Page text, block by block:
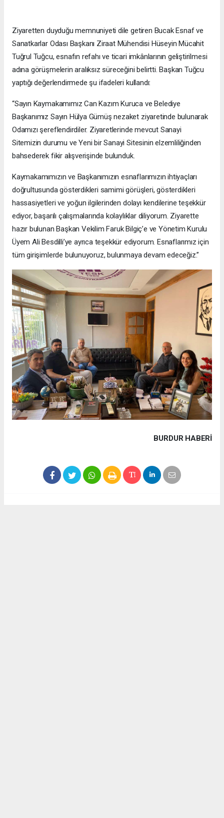
Ziyaretten duyduğu memnuniyeti dile getiren Bucak Esnaf ve
Sanatkarlar Odası Başkanı Ziraat Mühendisi Hüseyin Mücahit
Tuğrul Tuğcu, esnafın refahı ve ticari imkânlarının geliştirilmesi
adına görüşmelerin aralıksız süreceğini belirtti. Başkan Tuğcu
yaptığı değerlendirmede şu ifadeleri kullandı:
“Sayın Kaymakamımız Can Kazım Kuruca ve Belediye
Başkanımız Sayın Hülya Gümüş nezaket ziyaretinde bulunarak
Odamızı şereflendirdiler. Ziyaretlerinde mevcut Sanayi
Sitemizin durumu ve Yeni bir Sanayi Sitesinin elzemliliğinden
bahsederek fikir alışverişinde bulunduk.
Kaymakamımızın ve Başkanımızın esnaflarımızın ihtiyaçları
doğrultusunda gösterdikleri samimi görüşleri, gösterdikleri
hassasiyetleri ve yoğun ilgilerinden dolayı kendilerine teşekkür
ediyor, başarılı çalışmalarında kolaylıklar diliyorum. Ziyarette
hazır bulunan Başkan Vekilim Faruk Bilgiç’e ve Yönetim Kurulu
Üyem Ali Besdilli’ye ayrıca teşekkür ediyorum. Esnaflarımız için
tüm girişimlerde bulunuyoruz, bulunmaya devam edeceğiz.”
BURDUR HABERİ